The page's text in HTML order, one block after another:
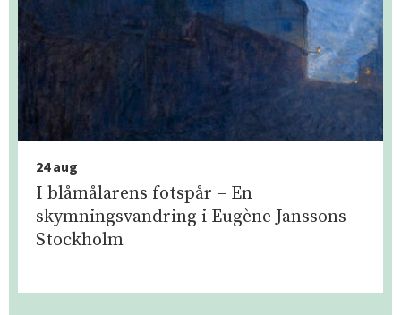
24 aug
I blåmålarens fotspår – En
skymningsvandring i Eugène Janssons
Stockholm